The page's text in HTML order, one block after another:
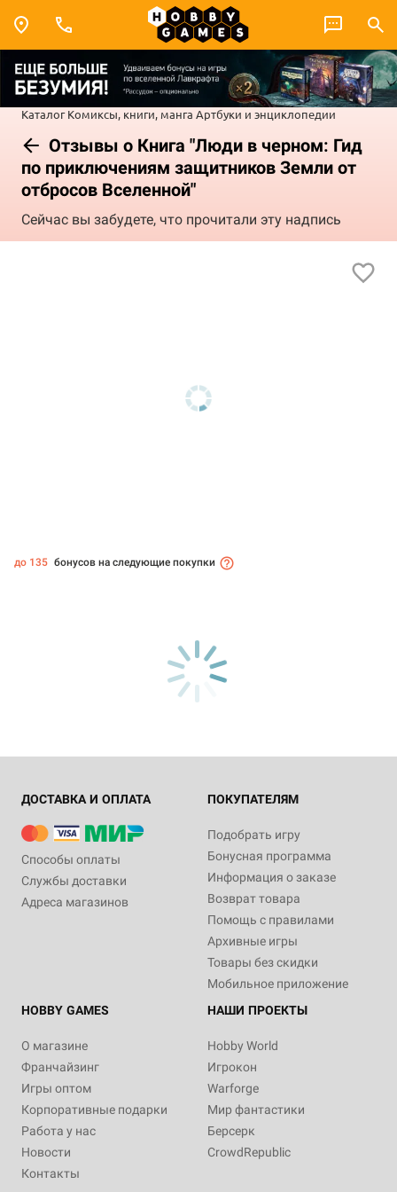
Каталог Комиксы, книги, манга Артбуки и энциклопедии
Отзывы о Книга "Люди в черном: Гид
по приключениям защитников Земли от
отбросов Вселенной"
Сейчас вы забудете, что прочитали эту надпись
до 135 бонусов на следующие покупки
ДОСТАВКА И ОПЛАТА
Способы оплаты
Службы доставки
Адреса магазинов
ПОКУПАТЕЛЯМ
Подобрать игру
Бонусная программа
Информация о заказе
Возврат товара
Помощь с правилами
Архивные игры
Товары без скидки
Мобильное приложение
HOBBY GAMES
О магазине
Франчайзинг
Игры оптом
Корпоративные подарки
Работа у нас
Новости
Контакты
НАШИ ПРОЕКТЫ
Hobby World
Игрокон
Warforge
Мир фантастики
Берсерк
CrowdRepublic